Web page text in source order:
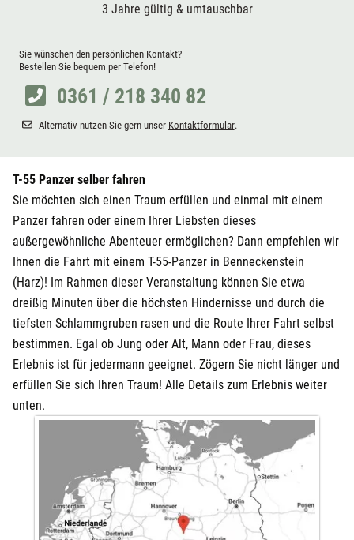
3 Jahre gültig & umtauschbar
Sie wünschen den persönlichen Kontakt?
Bestellen Sie bequem per Telefon!
0361 / 218 340 82
Alternativ nutzen Sie gern unser Kontaktformular.
T-55 Panzer selber fahren
Sie möchten sich einen Traum erfüllen und einmal mit einem
Panzer fahren oder einem Ihrer Liebsten dieses
außergewöhnliche Abenteuer ermöglichen? Dann empfehlen wir
Ihnen die Fahrt mit einem T-55-Panzer in Benneckenstein
(Harz)! Im Rahmen dieser Veranstaltung können Sie etwa
dreißig Minuten über die höchsten Hindernisse und durch die
tiefsten Schlammgruben rasen und die Route Ihrer Fahrt selbst
bestimmen. Egal ob Jung oder Alt, Mann oder Frau, dieses
Erlebnis ist für jedermann geeignet. Zögern Sie nicht länger und
erfüllen Sie sich Ihren Traum! Alle Details zum Erlebnis weiter
unten.